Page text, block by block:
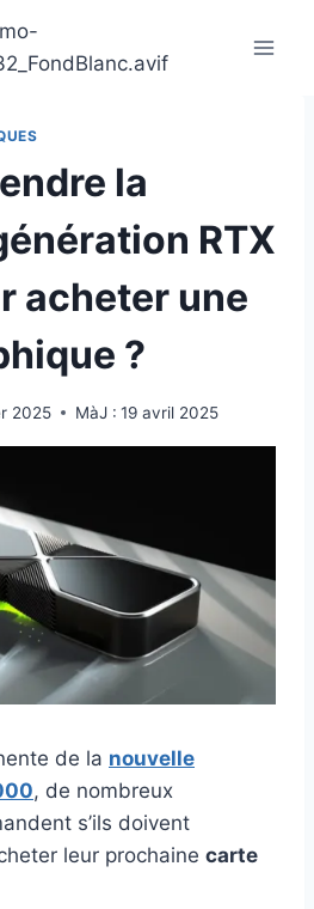
la
RTX
acheter une
?
2025 MàJ : 19 avril 2025
de la nouvelle
, de nombreux
s’ils doivent
leur prochaine carte